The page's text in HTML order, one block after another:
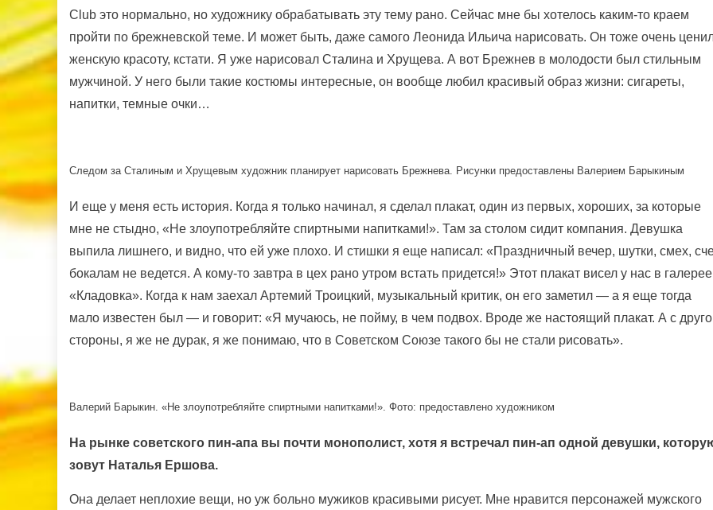
Club это нормально, но художнику обрабатывать эту тему рано. Сейчас мне бы хотелось каким-то краем
пройти по брежневской теме. И может быть, даже самого Леонида Ильича нарисовать. Он тоже очень
женскую красоту, кстати. Я уже нарисовал Сталина и Хрущева. А вот Брежнев в молодости был стильным
мужчиной. У него были такие костюмы интересные, он вообще любил красивый образ жизни: сигареты,
напитки, темные очки…
Следом за Сталиным и Хрущевым художник планирует нарисовать Брежнева. Рисунки предоставлены Валерием Барыкиным
И еще у меня есть история. Когда я только начинал, я сделал плакат, один из первых, хороших, за которые
мне не стыдно, «Не злоупотребляйте спиртными напитками!». Там за столом сидит компания. Девушка
выпила лишнего, и видно, что ей уже плохо. И стишки я еще написал: «Праздничный вечер, шутки, смех,
бокалам не ведется. А кому-то завтра в цех рано утром встать придется!» Этот плакат висел у нас в галерее
«Кладовка». Когда к нам заехал Артемий Троицкий, музыкальный критик, он его заметил — а я еще тогда
мало известен был — и говорит: «Я мучаюсь, не пойму, в чем подвох. Вроде же настоящий плакат. А с
стороны, я же не дурак, я же понимаю, что в Советском Союзе такого бы не стали рисовать».
Валерий Барыкин. «Не злоупотребляйте спиртными напитками!». Фото: предоставлено художником
На рынке советского пин-апа вы почти монополист, хотя я встречал пин-ап одной девушки,
зовут Наталья Ершова.
Она делает неплохие вещи, но уж больно мужиков красивыми рисует. Мне нравится персонажей мужского